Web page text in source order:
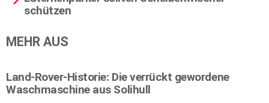
schützen
MEHR AUS
Land-Rover-Historie: Die verrückt gewordene
Waschmaschine aus Solihull